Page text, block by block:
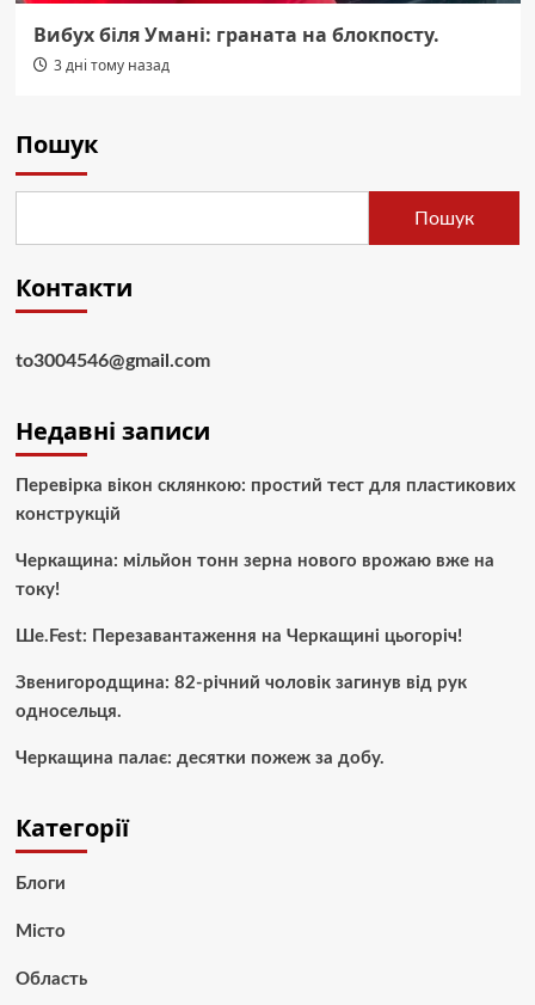
Вибух біля Умані: граната на блокпосту.
3 дні тому назад
Пошук
Пошук
Контакти
to3004546@gmail.com
Недавні записи
Перевірка вікон склянкою: простий тест для пластикових
конструкцій
Черкащина: мільйон тонн зерна нового врожаю вже на
току!
Ше.Fest: Перезавантаження на Черкащині цьогоріч!
Звенигородщина: 82-річний чоловік загинув від рук
односельця.
Черкащина палає: десятки пожеж за добу.
Категорії
Блоги
Місто
Область